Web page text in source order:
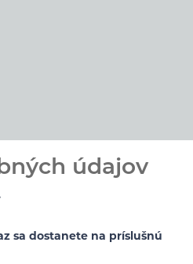
údajov
sa dostanete na príslušnú